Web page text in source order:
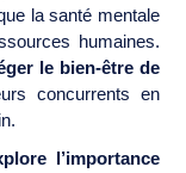
la santé mentale
humaines.
le bien-être de
concurrents en
l’importance